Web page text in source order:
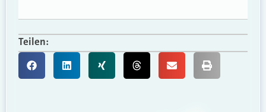
Teilen: